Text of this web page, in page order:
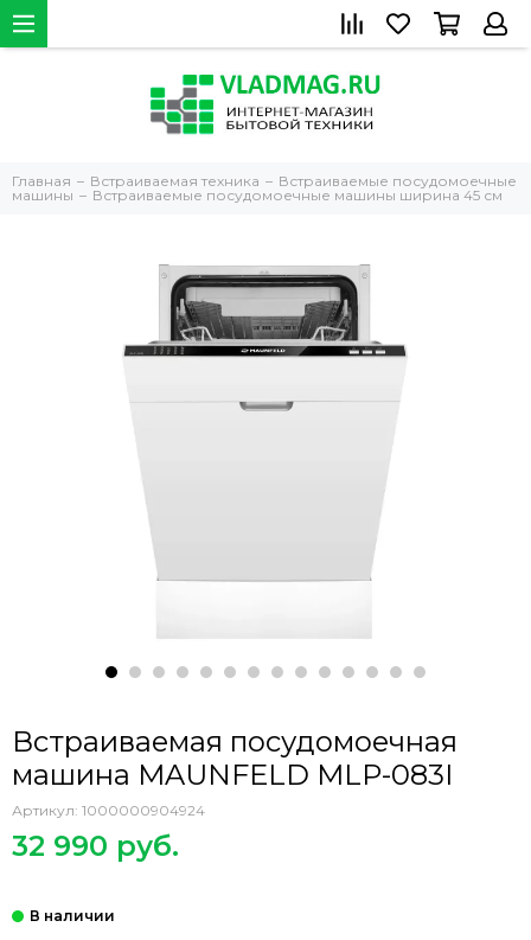
Главная Встраиваемая техника
Встраиваемые посудомоечные
машины
Встраиваемые посудомоечные машины ширина 45 см
Встраиваемая посудомоечная
машина MAUNFELD MLP-083I
Артикул: 1000000904924
32 990 руб.